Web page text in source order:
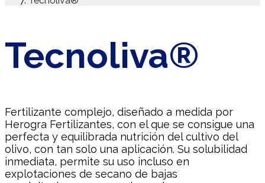
Tecnoliva®
Fertilizante complejo, diseñado a medida por
Herogra Fertilizantes, con el que se consigue una
perfecta y equilibrada nutrición del cultivo del
olivo, con tan solo una aplicación. Su solubilidad
inmediata, permite su uso incluso en
explotaciones de secano de bajas